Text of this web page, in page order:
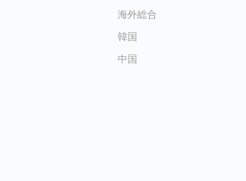
海外総合
韓国
中国